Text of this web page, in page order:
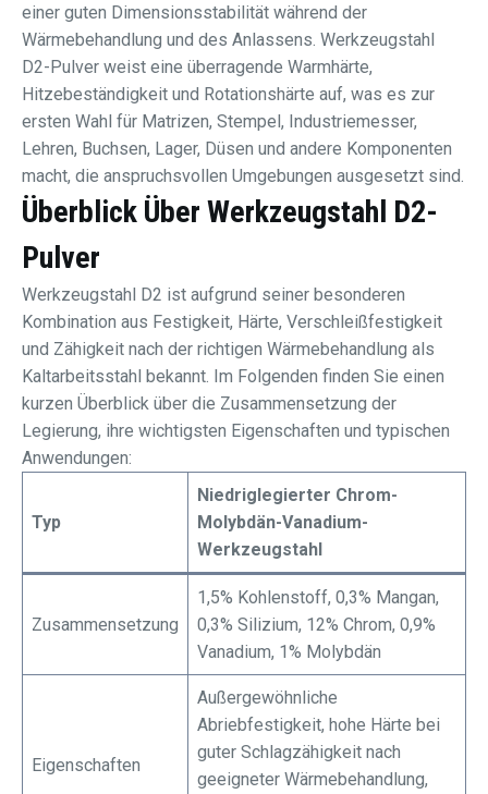
einer guten Dimensionsstabilität während der
Wärmebehandlung und des Anlassens. Werkzeugstahl
D2-Pulver weist eine überragende Warmhärte,
Hitzebeständigkeit und Rotationshärte auf, was es zur
ersten Wahl für Matrizen, Stempel, Industriemesser,
Lehren, Buchsen, Lager, Düsen und andere Komponenten
macht, die anspruchsvollen Umgebungen ausgesetzt sind.
Überblick Über Werkzeugstahl D2-
Pulver
Werkzeugstahl D2 ist aufgrund seiner besonderen
Kombination aus Festigkeit, Härte, Verschleißfestigkeit
und Zähigkeit nach der richtigen Wärmebehandlung als
Kaltarbeitsstahl bekannt. Im Folgenden finden Sie einen
kurzen Überblick über die Zusammensetzung der
Legierung, ihre wichtigsten Eigenschaften und typischen
Anwendungen:
Typ
Niedriglegierter Chrom-
Molybdän-Vanadium-
Werkzeugstahl
Zusammensetzung
1,5% Kohlenstoff, 0,3% Mangan,
0,3% Silizium, 12% Chrom, 0,9%
Vanadium, 1% Molybdän
Eigenschaften
Außergewöhnliche
Abriebfestigkeit, hohe Härte bei
guter Schlagzähigkeit nach
geeigneter Wärmebehandlung,